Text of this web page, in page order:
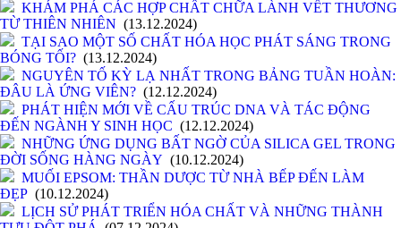
KHÁM PHÁ CÁC HỢP CHẤT CHỮA LÀNH VẾT THƯƠNG
TỪ THIÊN NHIÊN (13.12.2024)
TẠI SAO MỘT SỐ CHẤT HÓA HỌC PHÁT SÁNG TRONG
BÓNG TỐI? (13.12.2024)
NGUYÊN TỐ KỲ LẠ NHẤT TRONG BẢNG TUẦN HOÀN:
ĐÂU LÀ ỨNG VIÊN? (12.12.2024)
PHÁT HIỆN MỚI VỀ CẤU TRÚC DNA VÀ TÁC ĐỘNG
ĐẾN NGÀNH Y SINH HỌC (12.12.2024)
NHỮNG ỨNG DỤNG BẤT NGỜ CỦA SILICA GEL TRONG
ĐỜI SỐNG HÀNG NGÀY (10.12.2024)
MUỐI EPSOM: THẦN DƯỢC TỪ NHÀ BẾP ĐẾN LÀM
ĐẸP (10.12.2024)
LỊCH SỬ PHÁT TRIỂN HÓA CHẤT VÀ NHỮNG THÀNH